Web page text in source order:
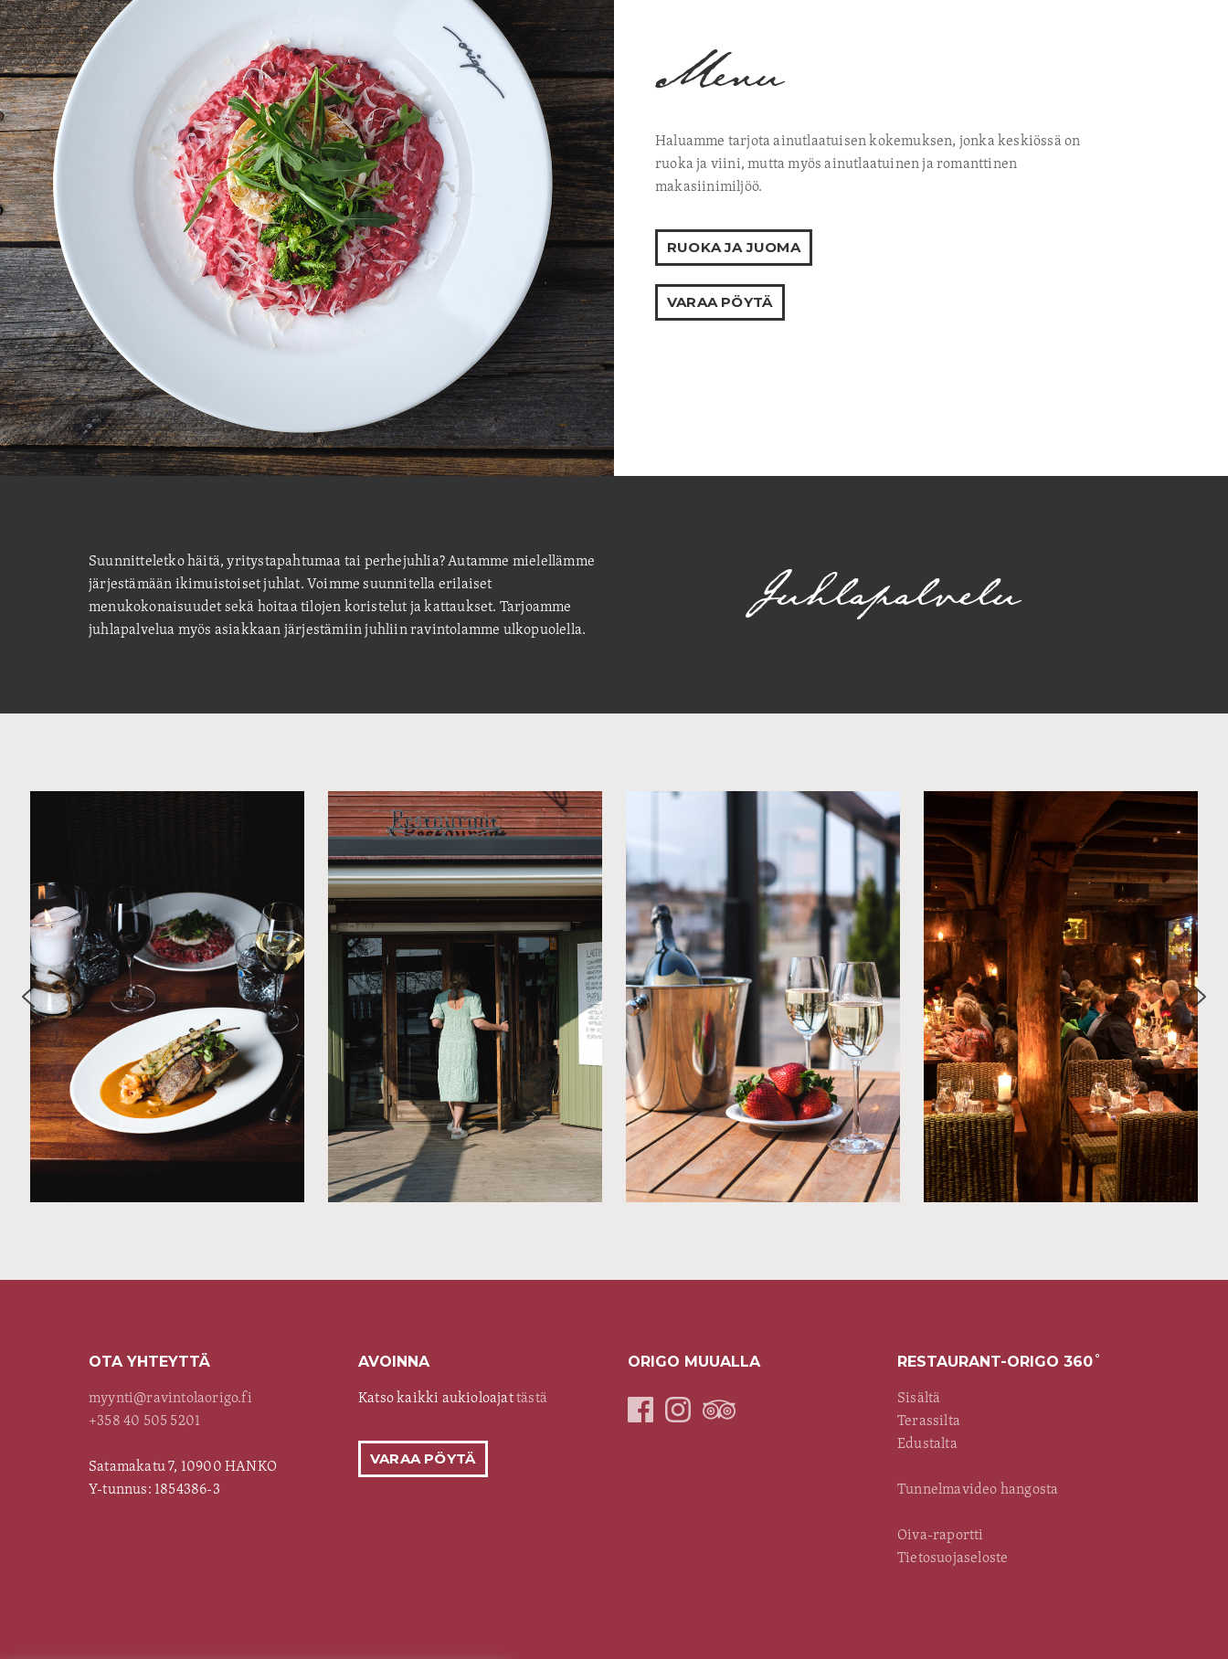
Menu
Haluamme tarjota ainutlaatuisen kokemuksen, jonka keskiössä on
ruoka ja viini, mutta myös ainutlaatuinen ja romanttinen
makasiinimiljöö.
RUOKA JA JUOMA
VARAA PÖYTÄ
Suunnitteletko häitä, yritystapahtumaa tai perhejuhlia? Autamme mielellämme
järjestämään ikimuistoiset juhlat. Voimme suunnitella erilaiset
menukokonaisuudet sekä hoitaa tilojen koristelut ja kattaukset. Tarjoamme
juhlapalvelua myös asiakkaan järjestämiin juhliin ravintolamme ulkopuolella.
Juhla­palvelu
OTA YHTEYTTÄ
myynti@ravintolaorigo.fi
+358 40 505 5201
Satamakatu 7, 10900 HANKO
Y-tunnus: 1854386-3
AVOINNA
Katso kaikki aukioloajattästä
VARAA PÖYTÄ
ORIGO MUUALLA RESTAURANT-ORIGO 360˚
Sisältä
Terassilta
Edustalta
Tunnelmavideo hangosta
Oiva-raportti
Tietosuojaseloste